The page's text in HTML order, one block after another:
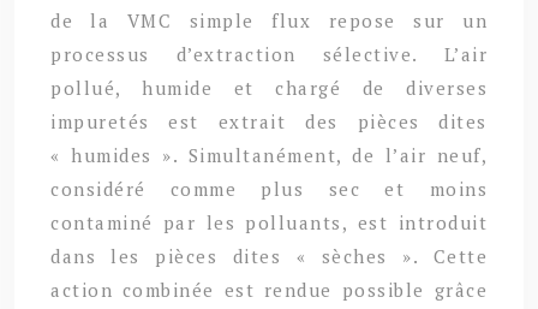
de la VMC simple flux repose sur un
processus d’extraction sélective. L’air
pollué, humide et chargé de diverses
impuretés est extrait des pièces dites
« humides ». Simultanément, de l’air neuf,
considéré comme plus sec et moins
contaminé par les polluants, est introduit
dans les pièces dites « sèches ». Cette
action combinée est rendue possible grâce